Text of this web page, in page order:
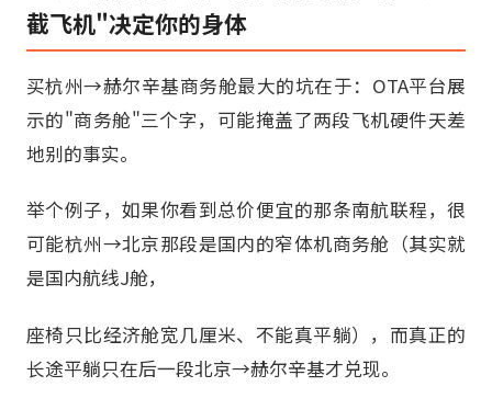
截飞机"决定你的身体
买杭州→赫尔辛基商务舱最大的坑在于：OTA平台展
示的"商务舱"三个字，可能掩盖了两段飞机硬件天差
地别的事实。
举个例子，如果你看到总价便宜的那条南航联程，很
可能杭州→北京那段是国内的窄体机商务舱（其实就
是国内航线J舱，
座椅只比经济舱宽几厘米、不能真平躺），而真正的
长途平躺只在后一段北京→赫尔辛基才兑现。